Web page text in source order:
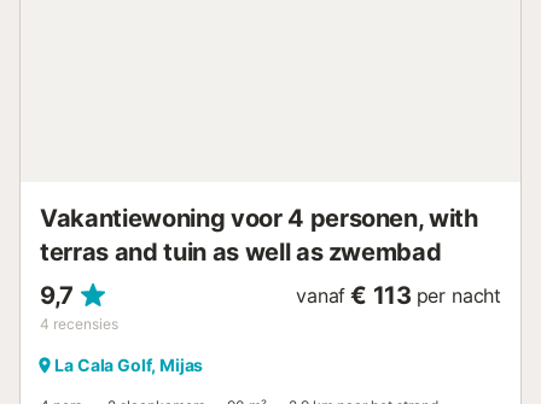
Vakantiewoning voor 4 personen, with
terras and tuin as well as zwembad
9,7
4 recensies
vanaf € 113 per nacht
La Cala Golf, Mijas